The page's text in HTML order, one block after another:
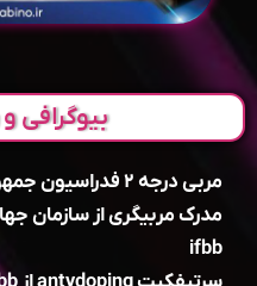
بیوگرافی
مربی درجه ۲ فدراسیون جمهوری اسلامی ایران
مدرک مربیگری از سازمان
ifbb